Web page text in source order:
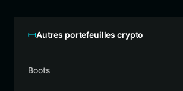
Autres portefeuilles crypto
Boots